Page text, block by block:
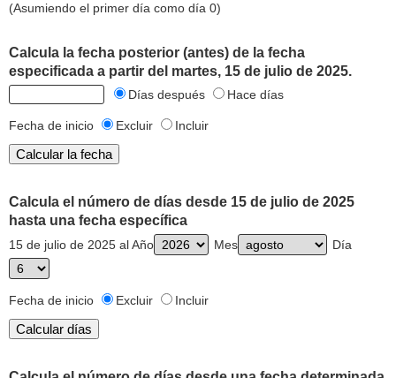
(Asumiendo el primer día como día 0)
Calcula la fecha posterior (antes) de la fecha
especificada a partir del martes, 15 de julio de 2025.
Días después Hace días
Fecha de inicio Excluir Incluir
Calcula el número de días desde 15 de julio de 2025
hasta una fecha específica
15 de julio de 2025 al Año Mes Día
Fecha de inicio Excluir Incluir